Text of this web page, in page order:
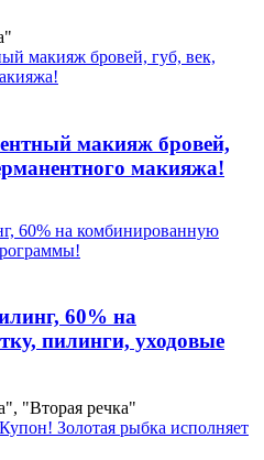
макияж бровей,
макияжа!
60% на
пилинги, уходовые
"Вторая речка"